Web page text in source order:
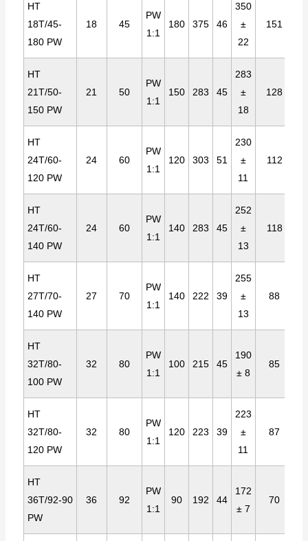
HT
18T/45-
180 PW
18 45
PW
1:1
180 375 46
350
±
22
151
HT
21T/50-
150 PW
21 50
PW
1:1
150 283 45
283
±
18
128
HT
24T/60-
120 PW
24 60
PW
1:1
120 303 51
230
±
11
112
HT
24T/60-
140 PW
24 60
PW
1:1
140 283 45
252
±
13
118
HT
27T/70-
140 PW
27 70
PW
1:1
140 222 39
255
±
13
88
HT
32T/80-
100 PW
32 80
PW
1:1
100 215 45
190
± 8
85
HT
32T/80-
120 PW
32 80
PW
1:1
120 223 39
223
±
11
87
HT
36T/92-90
PW
36 92
PW
1:1
90 192 44
172
± 7
70